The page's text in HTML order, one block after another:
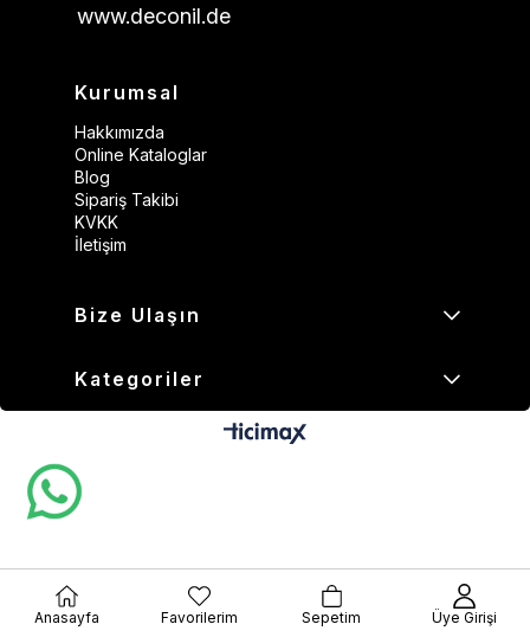
www.deconil.de
Kurumsal
Hakkımızda
Online Kataloglar
Blog
Sipariş Takibi
KVKK
İletişim
Bize Ulaşın
Kategoriler
Anasayfa Favorilerim Sepetim Üye Girişi